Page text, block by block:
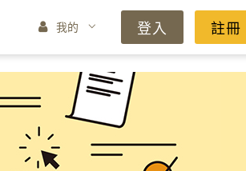
我的 登入 註冊